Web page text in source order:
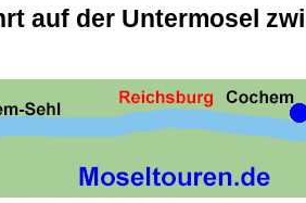
auf der Untermosel